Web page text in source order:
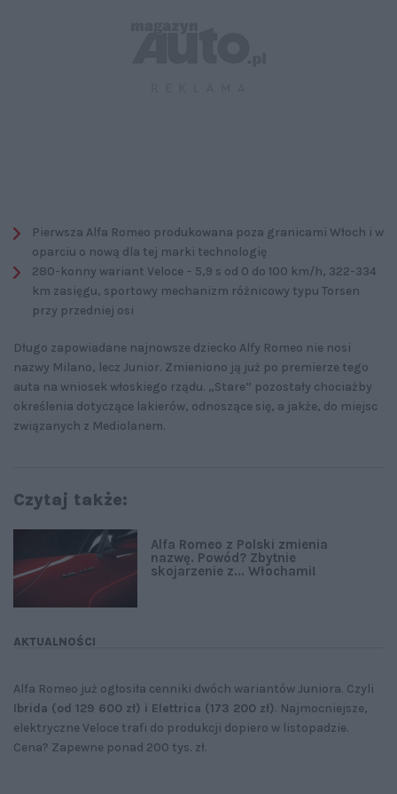
Pierwsza Alfa Romeo produkowana poza granicami Włoch i w
oparciu o nową dla tej marki technologię
280-konny wariant Veloce – 5,9 s od 0 do 100 km/h, 322-334
km zasięgu, sportowy mechanizm różnicowy typu Torsen
przy przedniej osi
Długo zapowiadane najnowsze dziecko Alfy Romeo nie nosi
nazwy Milano, lecz Junior. Zmieniono ją już po premierze tego
auta na wniosek włoskiego rządu. „Stare” pozostały chociażby
określenia dotyczące lakierów, odnoszące się, a jakże, do miejsc
związanych z Mediolanem.
Czytaj także:
AKTUALNOŚCI
Alfa Romeo z Polski zmienia
nazwę. Powód? Zbytnie
skojarzenie z... Włochami!
Alfa Romeo już ogłosiła cenniki dwóch wariantów Juniora. Czyli
Ibrida (od 129 600 zł) i Elettrica (173 200 zł). Najmocniejsze,
elektryczne Veloce trafi do produkcji dopiero w listopadzie.
Cena? Zapewne ponad 200 tys. zł.